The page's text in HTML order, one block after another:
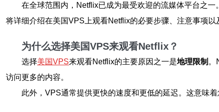
在全球范围内，Netflix已成为最受欢迎的流媒体平台之
将详细介绍在美国VPS上观看Netflix的必要步骤、注意事项
为什么选择美国VPS来观看Netflix？
选择美国VPS来观看Netflix的主要原因之一是地理限制 。
访问更多的内容。
此外，VPS通常提供更快的速度和更低的延迟。这意味